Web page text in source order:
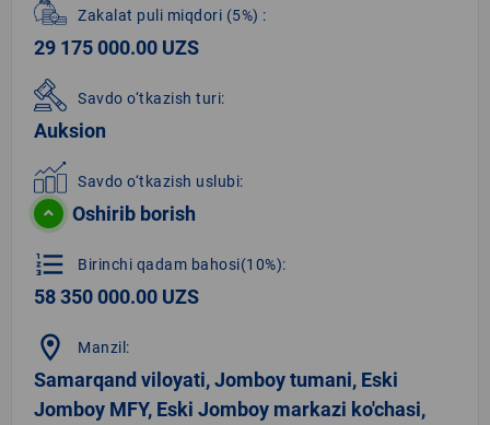
Zakalat puli miqdori (5%) :
29 175 000.00 UZS
Savdo o‘tkazish turi:
Auksion
Savdo o‘tkazish uslubi:
Oshirib borish
format_list_numbered Birinchi qadam bahosi(10%):
58 350 000.00 UZS
location_on Manzil:
Samarqand viloyati, Jomboy tumani, Eski
Jomboy MFY, Eski Jomboy markazi ko'chasi,